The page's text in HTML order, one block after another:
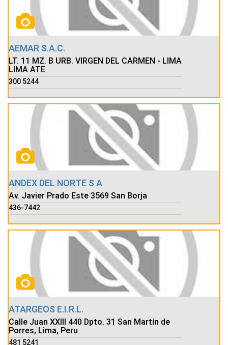
AEMAR S.A.C.
LT. 11 MZ. B URB. VIRGEN DEL CARMEN - LIMA
LIMA ATE
300 5244
ANDEX DEL NORTE S A
Av. Javier Prado Este 3569 San Borja
436-7442
ATARGEOS E.I.R.L.
Calle Juan XXIII 440 Dpto. 31 San Martín de
Porres, Lima, Peru
481 5241